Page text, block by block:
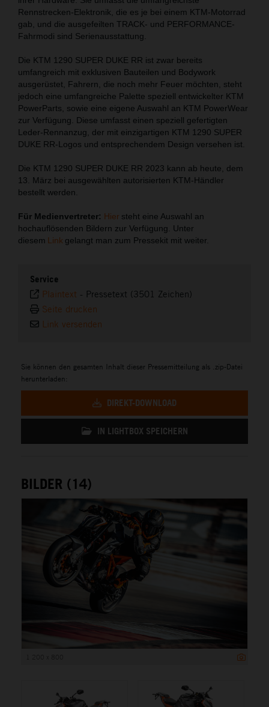
Rennstrecken-Elektronik, die es je bei einem KTM-Motorrad
gab, und die ausgefeilten TRACK- und PERFORMANCE-
Fahrmodi sind Serienausstattung.
Die KTM 1290 SUPER DUKE RR ist zwar bereits
umfangreich mit exklusiven Bauteilen und Bodywork
ausgerüstet, Fahrern, die noch mehr Feuer möchten, steht
jedoch eine umfangreiche Palette speziell entwickelter KTM
PowerParts, sowie eine eigene Auswahl an KTM PowerWear
zur Verfügung. Diese umfasst einen speziell gefertigten
Leder-Rennanzug, der mit einzigartigen KTM 1290 SUPER
DUKE RR-Logos und entsprechendem Design versehen ist.
Die KTM 1290 SUPER DUKE RR 2023 kann ab heute, dem
13. März bei ausgewählten autorisierten KTM-Händler
bestellt werden.
Für Medienvertreter: Hier steht eine Auswahl an
hochauflösenden Bildern zur Verfügung. Unter
diesem Link gelangt man zum Pressekit mit weiter.
Service
Plaintext - Pressetext (3501 Zeichen)
Seite drucken
Link versenden
Sie können den gesamten Inhalt dieser Pressemitteilung als .zip-Datei
herunterladen:
DIREKT-DOWNLOAD
IN LIGHTBOX SPEICHERN
BILDER (14)